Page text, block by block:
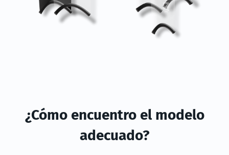
¿Cómo encuentro el modelo
adecuado?